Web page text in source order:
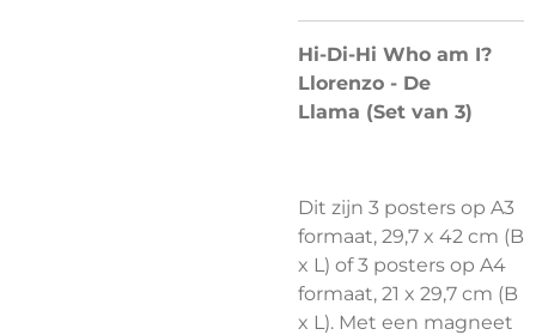
Hi-Di-Hi Who am I?
Llorenzo - De
Llama (Set van 3)
Dit zijn 3 posters op A3
formaat, 29,7 x 42 cm (B
x L) of 3 posters op A4
formaat, 21 x 29,7 cm (B
x L). Met een magneet